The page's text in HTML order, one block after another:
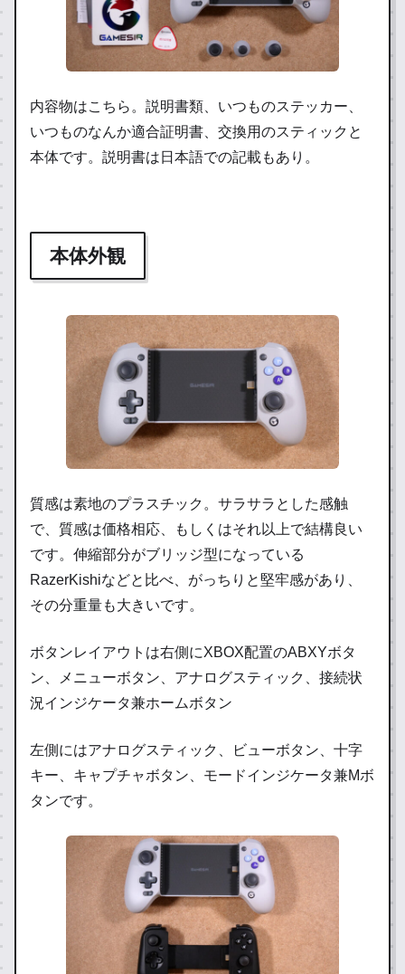
内容物はこちら。説明書類、いつものステッカー、
いつものなんか適合証明書、交換用のスティックと
本体です。説明書は日本語での記載もあり。
本体外観
質感は素地のプラスチック。サラサラとした感触
で、質感は価格相応、もしくはそれ以上で結構良い
です。伸縮部分がブリッジ型になっている
RazerKishiなどと比べ、がっちりと堅牢感があり、
その分重量も大きいです。
ボタンレイアウトは右側にXBOX配置のABXYボタ
ン、メニューボタン、アナログスティック、接続状
況インジケータ兼ホームボタン
左側にはアナログスティック、ビューボタン、十字
キー、キャプチャボタン、モードインジケータ兼Mボ
タンです。